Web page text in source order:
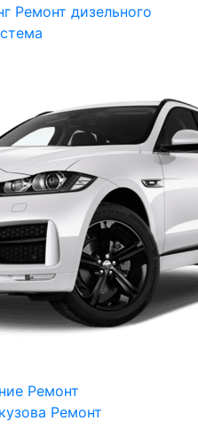
Ремонт дизельного
Ремонт
Ремонт